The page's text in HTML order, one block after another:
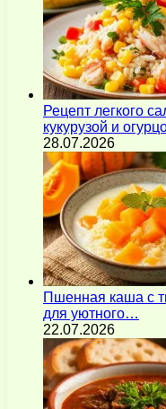
Рецепт легкого
кукурузой и
28.07.2026
Пшенная каша с
для уютного…
22.07.2026